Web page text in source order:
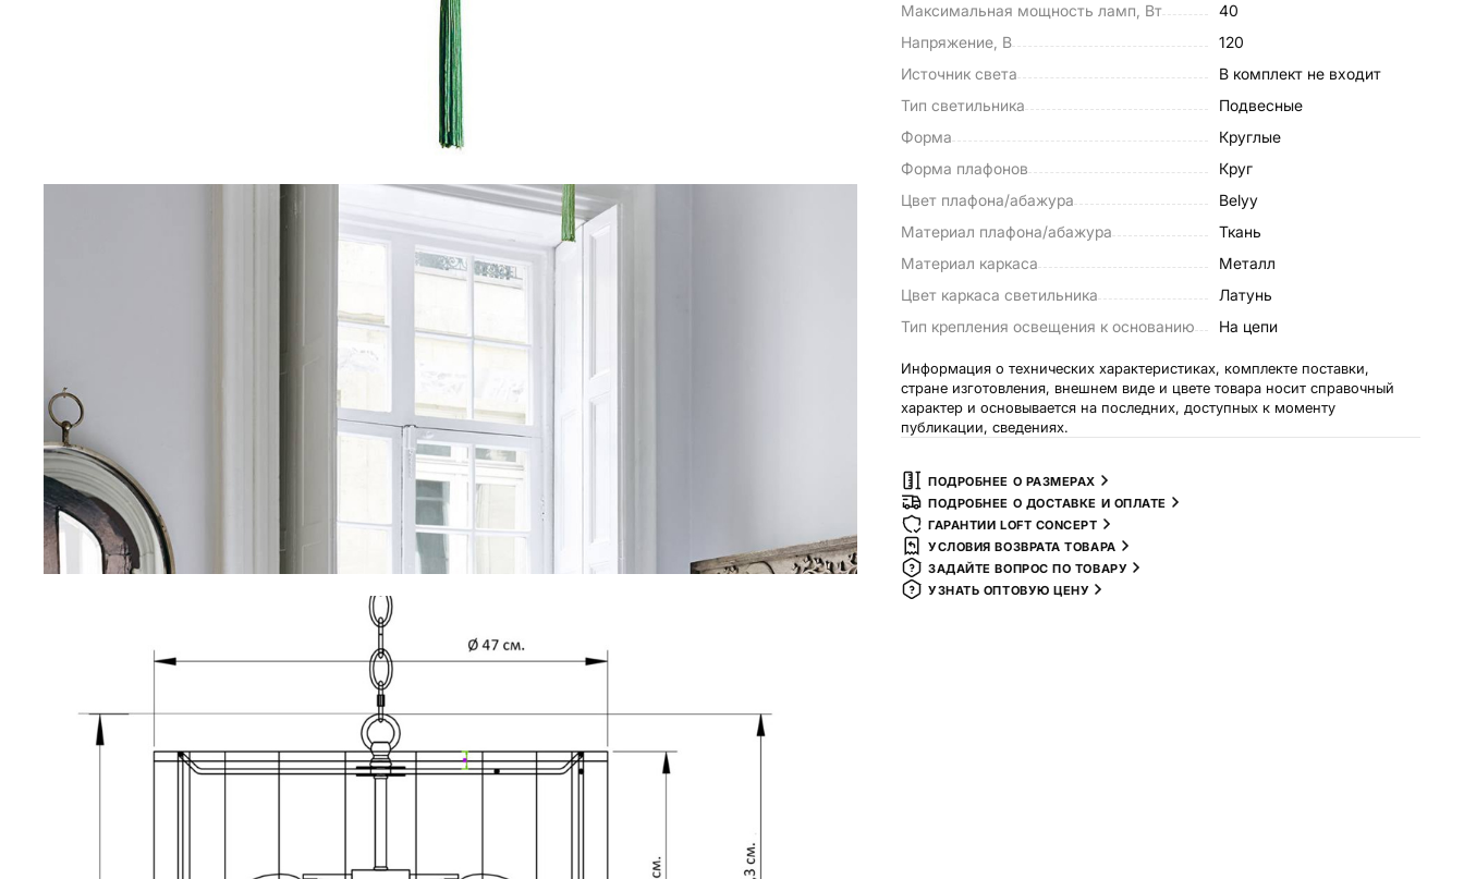
Максимальная мощность ламп, Вт
40
Напряжение, В
120
Источник света
в комплект не входит
Тип светильника
Подвесные
Форма
Круглые
Форма плафонов
Круг
Цвет плафона/абажура
Belyy
Материал плафона/абажура
Ткань
Материал каркаса
Металл
Цвет каркаса светильника
Латунь
Тип крепления освещения к основанию
На цепи
Информация о технических характеристиках, комплекте поставки,
стране изготовления, внешнем виде и цвете товара носит справочный
характер и основывается на последних, доступных к моменту
публикации, сведениях.
ПОДРОБНЕЕ О РАЗМЕРАХ
ПОДРОБНЕЕ О ДОСТАВКЕ И ОПЛАТЕ
ГАРАНТИИ LOFT CONCEPT
УСЛОВИЯ ВОЗВРАТА ТОВАРА
ЗАДАЙТЕ ВОПРОС ПО ТОВАРУ
УЗНАТЬ ОПТОВУЮ ЦЕНУ